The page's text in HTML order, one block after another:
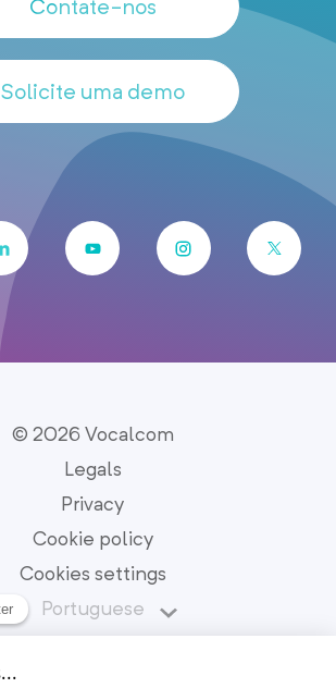
Contate-nos
Solicite uma demo
© 2026 Vocalcom
Legals
Privacy
Cookie policy
Cookies settings
Portuguese